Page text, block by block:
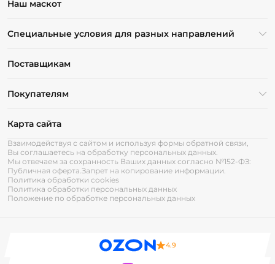
Наш маскот
Специальные условия для разных направлений
Поставщикам
Покупателям
Карта сайта
Взаимодействуя с сайтом и используя формы обратной связи,
Вы соглашаетесь на обработку персональных данных.
Мы отвечаем за сохранность Ваших данных согласно №152-ФЗ:
Публичная оферта.Запрет на копирование информации.
Политика обработки cookies
Политика обработки персональных данных
Положение по обработке персональных данных
4.9